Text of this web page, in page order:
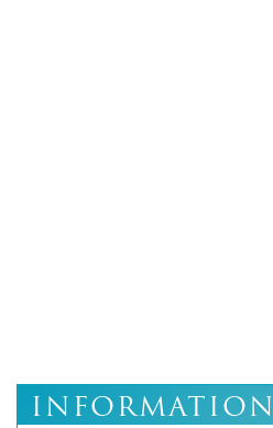
INFORMATION